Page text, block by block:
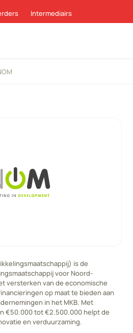
Intermediairs
is de
voor Noord-
versterken van de economische
op maat te bieden aan
in het MKB. Met
€50.000 tot €2.500.000 helpt de
en verduurzaming.